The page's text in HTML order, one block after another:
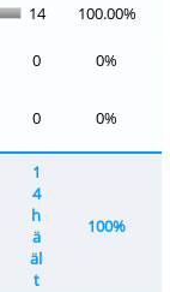
14 100.00%
0 0%
0 0%
1
4
h
ä
äl
t
100%